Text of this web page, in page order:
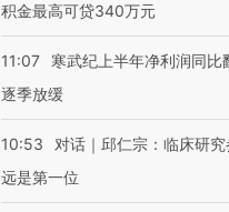
积金最高可贷340万元
11:07
寒武纪上半年净利润同比
逐季放缓
10:53
对话｜邱仁宗：临床研
远是第一位